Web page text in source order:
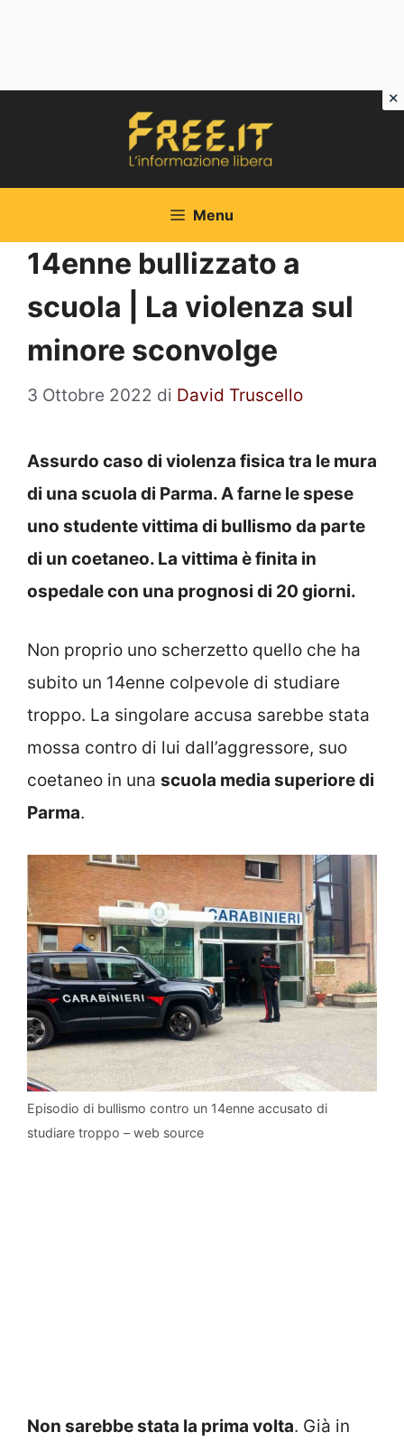
Menu
14enne bullizzato a
scuola | La violenza sul
minore sconvolge
3 Ottobre 2022 di David Truscello
Assurdo caso di violenza fisica tra le mura
di una scuola di Parma. A farne le spese
uno studente vittima di bullismo da parte
di un coetaneo. La vittima è finita in
ospedale con una prognosi di 20 giorni.
Non proprio uno scherzetto quello che ha
subito un 14enne colpevole di studiare
troppo. La singolare accusa sarebbe stata
mossa contro di lui dall’aggressore, suo
coetaneo in una scuola media superiore di
Parma.
Episodio di bullismo contro un 14enne accusato di
studiare troppo – web source
Non sarebbe stata la prima volta. Già in